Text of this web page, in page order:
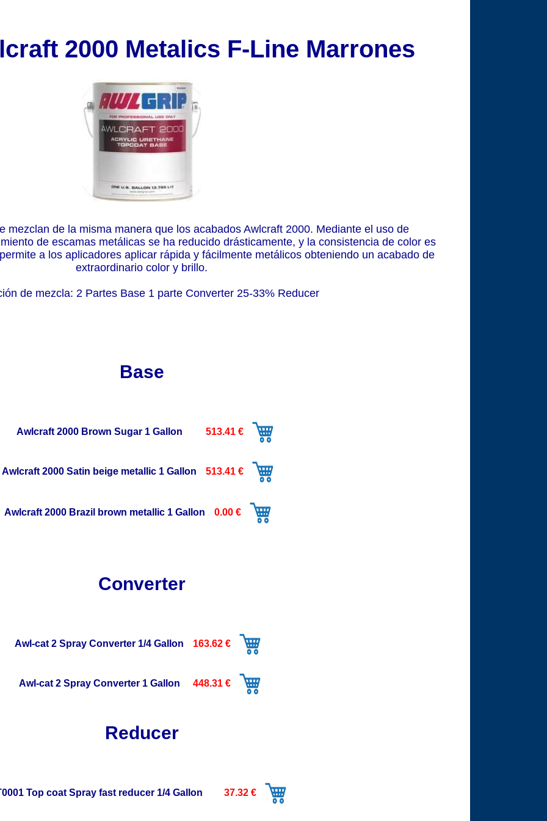
2000 Metalics F-Line Marrones
mezclan de la misma manera que los acabados Awlcraft 2000. Mediante el uso de
de escamas metálicas se ha reducido drásticamente, y la consistencia de color es
a los aplicadores aplicar rápida y fácilmente metálicos obteniendo un acabado de
extraordinario color y brillo.
de mezcla: 2 Partes Base 1 parte Converter 25-33% Reducer
Base
Awlcraft 2000 Brown Sugar 1 Gallon 513.41 €
Awlcraft 2000 Satin beige metallic 1 Gallon 513.41 €
Awlcraft 2000 Brazil brown metallic 1 Gallon 0.00 €
Converter
Awl-cat 2 Spray Converter 1/4 Gallon 163.62 €
Awl-cat 2 Spray Converter 1 Gallon 448.31 €
Reducer
Top coat Spray fast reducer 1/4 Gallon 37.32 €